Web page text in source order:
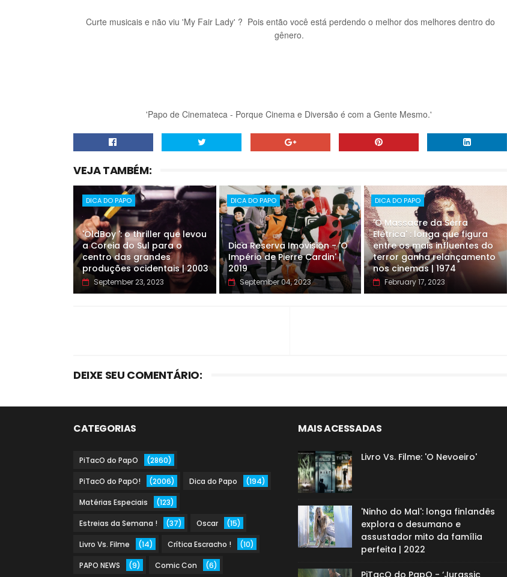
Curte musicais e não viu 'My Fair Lady' ? Pois então você está perdendo o melhor dos melhores dentro do
gênero.
'Papo de Cinemateca - Porque Cinema e Diversão é com a Gente Mesmo.'
VEJA TAMBÉM:
DICA DO PAPO
'OldBoy ': o thriller que levou
a Coreia do Sul para o
centro das grandes
produções ocidentais | 2003
September 23, 2023
DICA DO PAPO
Dica Reserva Imovision - 'O
Império de Pierre Cardin' |
2019
September 04, 2023
DICA DO PAPO
'O Massacre da Serra
Elétrica' : longa que figura
entre os mais influentes do
terror ganha relançamento
nos cinemas | 1974
February 17, 2023
DEIXE SEU COMENTÁRIO:
CATEGORIAS
PiTacO do PapO (2860)
PiTacO do PapO! (2006) Dica do Papo (194)
Matérias Especiais (123)
Estreias da Semana ! (37) Oscar (15)
Livro Vs. Filme (14) Crítica Escracho ! (10)
PAPO NEWS (9) Comic Con (6)
MAIS ACESSADAS
Livro Vs. Filme: 'O Nevoeiro'
'Ninho do Mal': longa finlandês
explora o desumano e
assustador mito da família
perfeita | 2022
PiTacO do PapO - ‘Jurassic